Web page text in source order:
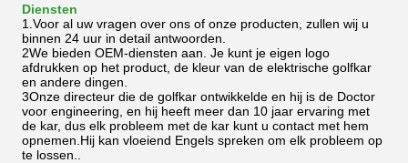
Diensten
1.Voor al uw vragen over ons of onze producten, zullen wij u
binnen 24 uur in detail antwoorden.
2We bieden OEM-diensten aan. Je kunt je eigen logo
afdrukken op het product, de kleur van de elektrische golfkar
en andere dingen.
3Onze directeur die de golfkar ontwikkelde en hij is de Doctor
voor engineering, en hij heeft meer dan 10 jaar ervaring met
de kar, dus elk probleem met de kar kunt u contact met hem
opnemen.Hij kan vloeiend Engels spreken om elk probleem op
te lossen..